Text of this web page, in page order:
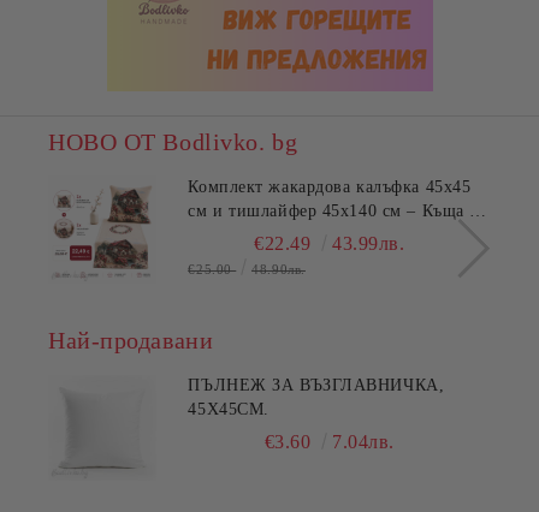
НОВО ОТ Bodlivko. bg
Комплект жакардова калъфка 45x45
см и тишлайфер 45x140 см – Къща с
€22.49 43.99лв.
€25.00 48.90лв.
Най-продавани
ПЪЛНЕЖ ЗА ВЪЗГЛАВНИЧКА,
45X45СМ.
€3.60 7.04лв.